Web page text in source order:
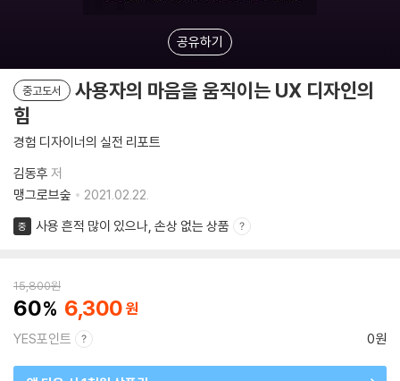
공유하기
중고도서
사용자의 마음을 움직이는 UX 디자인의
힘
경험 디자이너의 실전 리포트
김동후 저
맹그로브숲
2021.02.22.
중 사용 흔적 많이 있으나, 손상 없는 상품
15,800원
60 6,300
YES포인트 0원